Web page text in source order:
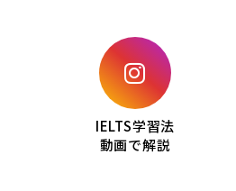
IELTS学習法
動画で解説